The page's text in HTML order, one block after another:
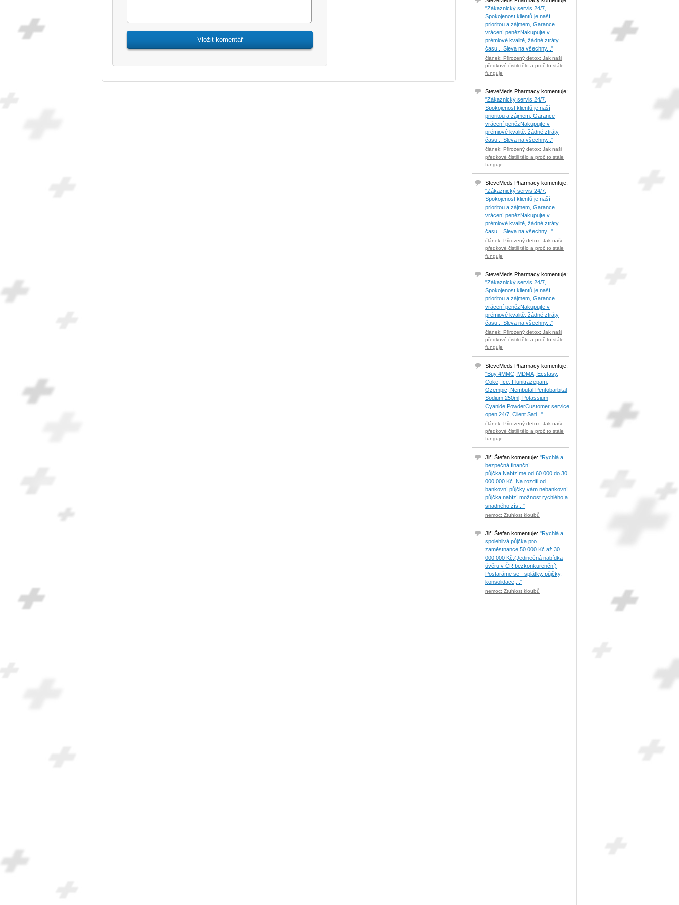
"Zákaznický servis 24/7,
Spokojenost klientů je naší
prioritou a zájmem, Garance
vrácení penězNakupujte v
prémiové kvalitě, žádné ztráty
času... Sleva na všechny..."
článek: Přirozený detox: Jak naši
předkové čistili tělo a proč to stále
funguje
SteveMeds Pharmacy komentuje:
"Zákaznický servis 24/7,
Spokojenost klientů je naší
prioritou a zájmem, Garance
vrácení penězNakupujte v
prémiové kvalitě, žádné ztráty
času... Sleva na všechny..."
článek: Přirozený detox: Jak naši
předkové čistili tělo a proč to stále
funguje
SteveMeds Pharmacy komentuje:
"Zákaznický servis 24/7,
Spokojenost klientů je naší
prioritou a zájmem, Garance
vrácení penězNakupujte v
prémiové kvalitě, žádné ztráty
času... Sleva na všechny..."
článek: Přirozený detox: Jak naši
předkové čistili tělo a proč to stále
funguje
SteveMeds Pharmacy komentuje:
"Zákaznický servis 24/7,
Spokojenost klientů je naší
prioritou a zájmem, Garance
vrácení penězNakupujte v
prémiové kvalitě, žádné ztráty
času... Sleva na všechny..."
článek: Přirozený detox: Jak naši
předkové čistili tělo a proč to stále
funguje
SteveMeds Pharmacy komentuje:
"Buy 4MMC, MDMA, Ecstasy,
Coke, Ice, Flunitrazepam,
Ozempic, Nembutal Pentobarbital
Sodium 250ml, Potassium
Cyanide PowderCustomer service
open 24/7, Client Sati..."
článek: Přirozený detox: Jak naši
předkové čistili tělo a proč to stále
funguje
Jiří Štefan komentuje: "Rychlá a
bezpečná finanční
půjčka.Nabízíme od 60 000 do 30
000 000 Kč. Na rozdíl od
bankovní půjčky vám nebankovní
půjčka nabízí možnost rychlého a
snadného zís..."
nemoc: Ztuhlost kloubů
Jiří Štefan komentuje: "Rychlá a
spolehlivá půjčka pro
zaměstnance 50 000 Kč až 30
000 000 Kč.(Jedinečná nabídka
úvěru v ČR bezkonkurenční)
Postaráme se - splátky, půjčky,
konsolidace,..."
nemoc: Ztuhlost kloubů